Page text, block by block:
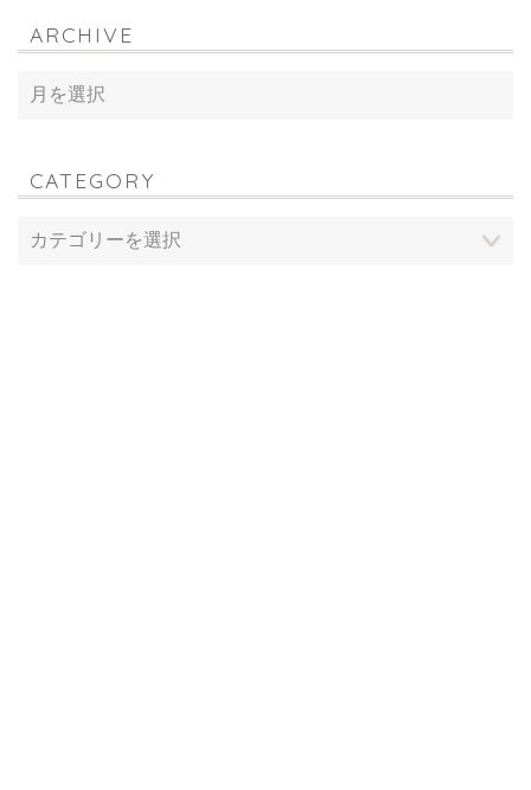
ARCHIVE
CATEGORY